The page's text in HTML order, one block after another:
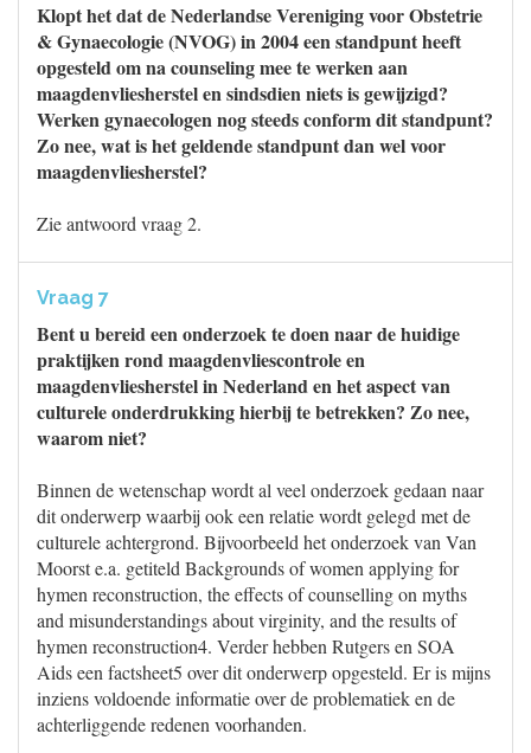
Klopt het dat de Nederlandse Vereniging voor Obstetrie
& Gynaecologie (NVOG) in 2004 een standpunt heeft
opgesteld om na counseling mee te werken aan
maagdenvliesherstel en sindsdien niets is gewijzigd?
Werken gynaecologen nog steeds conform dit standpunt?
Zo nee, wat is het geldende standpunt dan wel voor
maagdenvliesherstel?
Zie antwoord vraag 2.
Vraag 7
Bent u bereid een onderzoek te doen naar de huidige
praktijken rond maagdenvliescontrole en
maagdenvliesherstel in Nederland en het aspect van
culturele onderdrukking hierbij te betrekken? Zo nee,
waarom niet?
Binnen de wetenschap wordt al veel onderzoek gedaan naar
dit onderwerp waarbij ook een relatie wordt gelegd met de
culturele achtergrond. Bijvoorbeeld het onderzoek van Van
Moorst e.a. getiteld Backgrounds of women applying for
hymen reconstruction, the effects of counselling on myths
and misunderstandings about virginity, and the results of
hymen reconstruction4. Verder hebben Rutgers en SOA
Aids een factsheet5 over dit onderwerp opgesteld. Er is mijns
inziens voldoende informatie over de problematiek en de
achterliggende redenen voorhanden.